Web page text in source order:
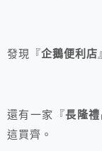
發現『企鵝便利店
還有一家『長隆
這買齊。